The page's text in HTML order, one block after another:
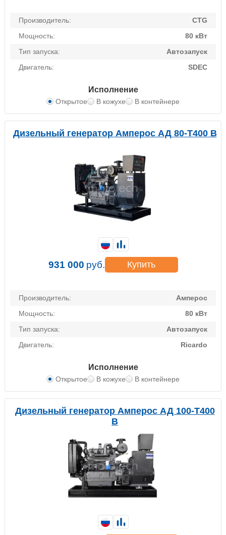
Производитель:
CTG
Мощность:
80 кВт
Тип запуска:
Автозапуск
Двигатель:
SDEC
Исполнение
Открытое В кожухе В контейнере
Дизельный генератор Амперос АД 80-Т400 B
Производитель:
Амперос
Мощность:
80 кВт
Тип запуска:
Автозапуск
Двигатель:
Ricardo
Исполнение
Открытое В кожухе В контейнере
931 000 руб. Купить
Дизельный генератор Амперос АД 100-Т400
B